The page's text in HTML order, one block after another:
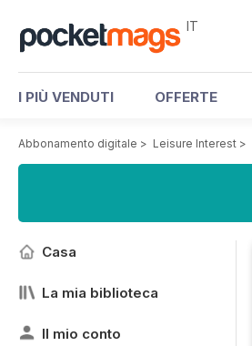
IT
I PIÙ VENDUTI OFFERTE
Abbonamento digitale > Leisure Interest >
Casa
La mia biblioteca
Il mio conto